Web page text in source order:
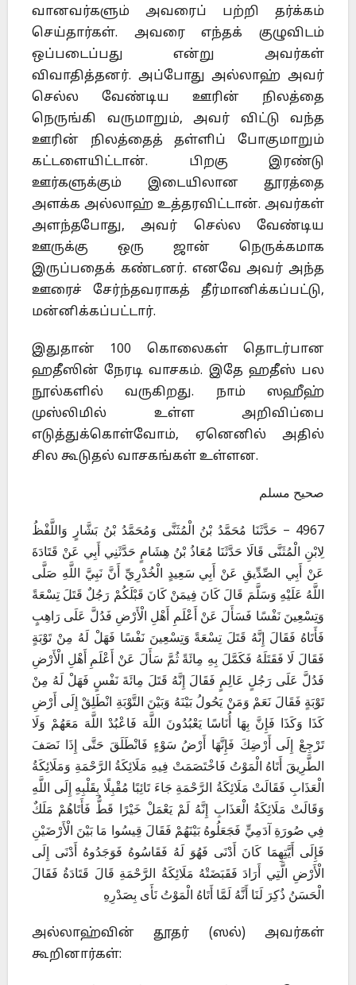
வானவர்களும் அவரைப் பற்றி தர்க்கம்
செய்தார்கள். அவரை எந்தக் குழுவிடம்
ஒப்படைப்பது என்று அவர்கள்
விவாதித்தனர். அப்போது அல்லாஹ் அவர்
செல்ல வேண்டிய ஊரின் நிலத்தை
நெருங்கி வருமாறும், அவர் விட்டு வந்த
ஊரின் நிலத்தைத் தள்ளிப் போகுமாறும்
கட்டளையிட்டான். பிறகு இரண்டு
ஊர்களுக்கும் இடையிலான தூரத்தை
அளக்க அல்லாஹ் உத்தரவிட்டான். அவர்கள்
அளந்தபோது, அவர் செல்ல வேண்டிய
ஊருக்கு ஒரு ஜான் நெருக்கமாக
இருப்பதைக் கண்டனர். எனவே அவர் அந்த
ஊரைச் சேர்ந்தவராகத் தீர்மானிக்கப்பட்டு,
மன்னிக்கப்பட்டார்.
இதுதான் 100 கொலைகள் தொடர்பான
ஹதீஸின் நேரடி வாசகம். இதே ஹதீஸ் பல
நூல்களில் வருகிறது. நாம் ஸஹீஹ்
முஸ்லிமில் உள்ள அறிவிப்பை
எடுத்துக்கொள்வோம், ஏனெனில் அதில்
சில கூடுதல் வாசகங்கள் உள்ளன.
صحيح مسلم
4967 – حَدَّثَنَا مُحَمَّدُ بْنُ الْمُثَنَّى وَمُحَمَّدُ بْنُ بَشَّارٍ وَاللَّفْظُ
لِابْنِ الْمُثَنَّى قَالَا حَدَّثَنَا مُعَاذُ بْنُ هِشَامٍ حَدَّثَنِي أَبِي عَنْ قَتَادَةَ
عَنْ أَبِي الصِّدِّيقِ عَنْ أَبِي سَعِيدٍ الْخُدْرِيِّ أَنَّ نَبِيَّ اللَّهِ صَلَّى
اللَّهُ عَلَيْهِ وَسَلَّمَ قَالَ كَانَ فِيمَنْ كَانَ قَبْلَكُمْ رَجُلٌ قَتَلَ تِسْعَةً
وَتِسْعِينَ نَفْسًا فَسَأَلَ عَنْ أَعْلَمِ أَهْلِ الْأَرْضِ فَدُلَّ عَلَى رَاهِبٍ
فَأَتَاهُ فَقَالَ إِنَّهُ قَتَلَ تِسْعَةً وَتِسْعِينَ نَفْسًا فَهَلْ لَهُ مِنْ تَوْبَةٍ
فَقَالَ لَا فَقَتَلَهُ فَكَمَّلَ بِهِ مِائَةً ثُمَّ سَأَلَ عَنْ أَعْلَمِ أَهْلِ الْأَرْضِ
فَدُلَّ عَلَى رَجُلٍ عَالِمٍ فَقَالَ إِنَّهُ قَتَلَ مِائَةَ نَفْسٍ فَهَلْ لَهُ مِنْ
تَوْبَةٍ فَقَالَ نَعَمْ وَمَنْ يَحُولُ بَيْنَهُ وَبَيْنَ التَّوْبَةِ انْطَلِقْ إِلَى أَرْضِ
كَذَا وَكَذَا فَإِنَّ بِهَا أُنَاسًا يَعْبُدُونَ اللَّهَ فَاعْبُدْ اللَّهَ مَعَهُمْ وَلَا
تَرْجِعْ إِلَى أَرْضِكَ فَإِنَّهَا أَرْضُ سَوْءٍ فَانْطَلَقَ حَتَّى إِذَا نَصَفَ
الطَّرِيقَ أَتَاهُ الْمَوْتُ فَاخْتَصَمَتْ فِيهِ مَلَائِكَةُ الرَّحْمَةِ وَمَلَائِكَةُ
الْعَذَابِ فَقَالَتْ مَلَائِكَةُ الرَّحْمَةِ جَاءَ تَائِبًا مُقْبِلًا بِقَلْبِهِ إِلَى اللَّهِ
وَقَالَتْ مَلَائِكَةُ الْعَذَابِ إِنَّهُ لَمْ يَعْمَلْ خَيْرًا قَطُّ فَأَتَاهُمْ مَلَكٌ
فِي صُورَةِ آدَمِيٍّ فَجَعَلُوهُ بَيْنَهُمْ فَقَالَ قِيسُوا مَا بَيْنَ الْأَرْضَيْنِ
فَإِلَى أَيَّتِهِمَا كَانَ أَدْنَى فَهُوَ لَهُ فَقَاسُوهُ فَوَجَدُوهُ أَدْنَى إِلَى
الْأَرْضِ الَّتِي أَرَادَ فَقَبَضَتْهُ مَلَائِكَةُ الرَّحْمَةِ قَالَ قَتَادَةُ فَقَالَ
الْحَسَنُ ذُكِرَ لَنَا أَنَّهُ لَمَّا أَتَاهُ الْمَوْتُ نَأَى بِصَدْرِهِ
அல்லாஹ்வின் தூதர் (ஸல்) அவர்கள்
கூறினார்கள்: